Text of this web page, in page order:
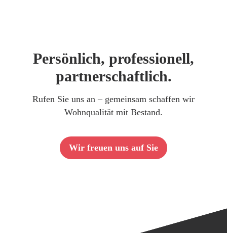
Persönlich, professionell,
partnerschaftlich.
Rufen Sie uns an – gemeinsam schaffen wir
Wohnqualität mit Bestand.
Wir freuen uns auf Sie